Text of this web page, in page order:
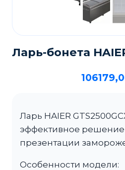
Ларь-бонета
Ларь HAIER
эффективное решение
презентации
Особенности модели: